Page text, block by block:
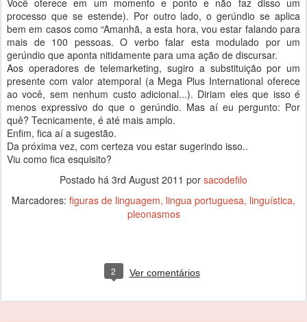
Você oferece em um momento e ponto e não faz disso um
processo que se estende). Por outro lado, o gerúndio se aplica
bem em casos como “Amanhã, a esta hora, vou estar falando para
mais de 100 pessoas. O verbo falar esta modulado por um
gerúndio que aponta nitidamente para uma ação de discursar.
Aos operadores de telemarketing, sugiro a substituição por um
presente com valor atemporal (a Mega Plus International oferece
ao você, sem nenhum custo adicional...). Diriam eles que isso é
menos expressivo do que o gerúndio. Mas aí eu pergunto: Por
quê? Tecnicamente, é até mais amplo.
Enfim, fica aí a sugestão.
Da próxima vez, com certeza vou estar sugerindo isso..
Viu como fica esquisito?
Postado há 3rd August 2011 por sacodefilo
Marcadores: figuras de linguagem lingua portuguesa linguística
pleonasmos
2 Ver comentários